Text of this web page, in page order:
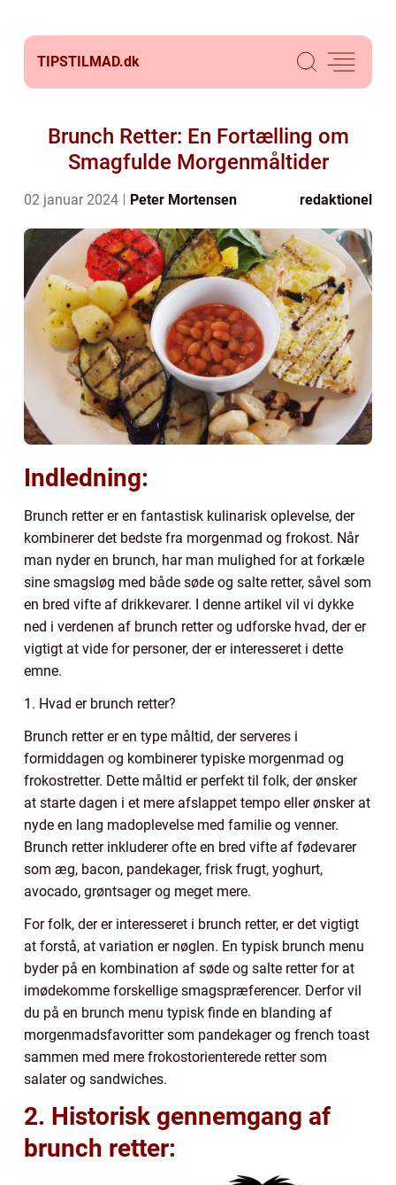
TIPSTILMAD.dk
Brunch Retter: En Fortælling om
Smagfulde Morgenmåltider
02 januar 2024 Peter Mortensen redaktionel
Indledning:
Brunch retter er en fantastisk kulinarisk oplevelse, der
kombinerer det bedste fra morgenmad og frokost. Når
man nyder en brunch, har man mulighed for at forkæle
sine smagsløg med både søde og salte retter, såvel som
en bred vifte af drikkevarer. I denne artikel vil vi dykke
ned i verdenen af brunch retter og udforske hvad, der er
vigtigt at vide for personer, der er interesseret i dette
emne.
1. Hvad er brunch retter?
Brunch retter er en type måltid, der serveres i
formiddagen og kombinerer typiske morgenmad og
frokostretter. Dette måltid er perfekt til folk, der ønsker
at starte dagen i et mere afslappet tempo eller ønsker at
nyde en lang madoplevelse med familie og venner.
Brunch retter inkluderer ofte en bred vifte af fødevarer
som æg, bacon, pandekager, frisk frugt, yoghurt,
avocado, grøntsager og meget mere.
For folk, der er interesseret i brunch retter, er det vigtigt
at forstå, at variation er nøglen. En typisk brunch menu
byder på en kombination af søde og salte retter for at
imødekomme forskellige smagspræferencer. Derfor vil
du på en brunch menu typisk finde en blanding af
morgenmadsfavoritter som pandekager og french toast
sammen med mere frokostorienterede retter som
salater og sandwiches.
2. Historisk gennemgang af
brunch retter: